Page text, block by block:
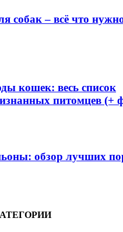
собак – всё что
кошек: весь список
питомцев (+
обзор лучших